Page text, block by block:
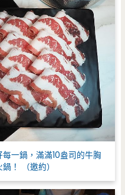
一鍋，滿滿10盎司的牛胸
！ （邀約）